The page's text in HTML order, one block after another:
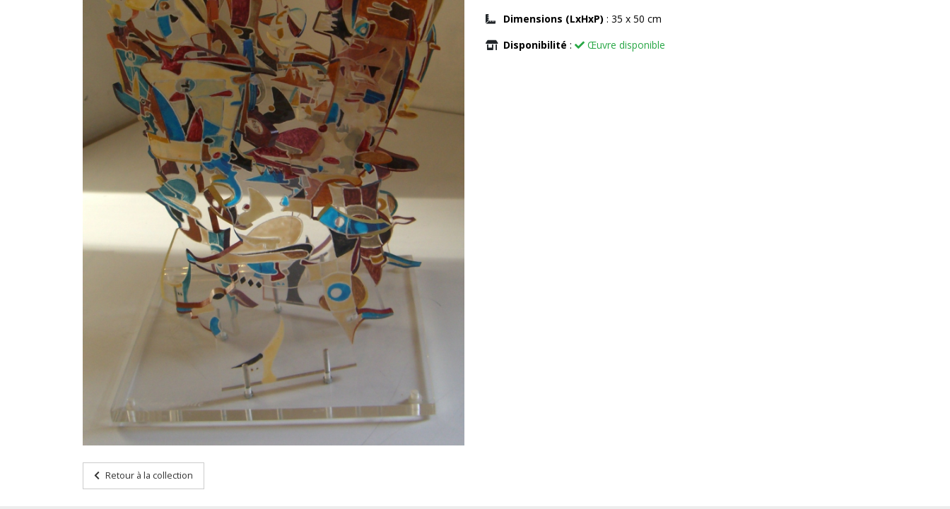
Dimensions (LxHxP) : 35 x 50 cm
Disponibilité : Œuvre disponible
Retour à la collection